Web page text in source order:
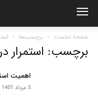
صفحه نخست برچسب‌ها
برچسب: استمرار
اهمیت
5 مرداد 1401